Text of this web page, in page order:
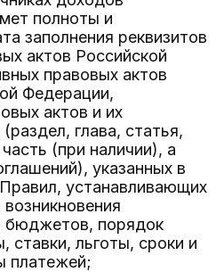
полноты и
заполнения реквизитов
актов Российской
правовых актов
Федерации,
актов и их
глава, статья,
(при наличии), а
указанных в
устанавливающих
бюджетов, порядок
ставки, льготы, сроки и
платежей;